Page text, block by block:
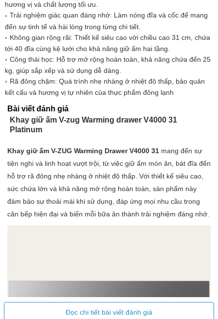
Tấm sưởi kính: Đúng
Nội thất bằng thép không gỉ:
Thông số kỹ thuật
Đầu ra - chế độ chờ tắt: 0,4W
Tiêu thụ khi tắt: 0W
Loại kết nối (1): 220-240V~
Tải kết nối (1): 0,32kW
Cáp kết nối : 1,5 m
hương vị và chất lượng tối ưu.
Trải nghiệm giác quan đáng nhớ: Làm nóng đĩa và cốc để mang
đến sự tinh tế và hài lòng trong từng chi tiết.
Không gian rộng rãi: Thiết kế siêu cao với chiều cao 31 cm, chứa
tới 40 đĩa cùng kệ lưới cho khả năng giữ ấm hai tầng.
Công thái học: Hỗ trợ mở rộng hoàn toàn, khả năng chứa đến 25
kg, giúp sắp xếp và sử dụng dễ dàng.
Rã đông chậm: Quá trình nhẹ nhàng ở nhiệt độ thấp, bảo quản
kết cấu và hương vị tự nhiên của thực phẩm đông lạnh
Bài viết đánh giá
Khay giữ ấm V-zug Warming drawer V4000 31
Platinum
Khay giữ ấm V-ZUG Warming Drawer V4000 31 mang đến sự
tiện nghi và linh hoạt vượt trội, từ việc giữ ấm món ăn, bát đĩa đến
hỗ trợ rã đông nhẹ nhàng ở nhiệt độ thấp. Với thiết kế siêu cao,
sức chứa lớn và khả năng mở rộng hoàn toàn, sản phẩm này
đảm bảo sự thoải mái khi sử dụng, đáp ứng mọi nhu cầu trong
căn bếp hiện đại và biến mỗi bữa ăn thành trải nghiệm đáng nhớ.
Đọc chi tiết bài viết đánh giá